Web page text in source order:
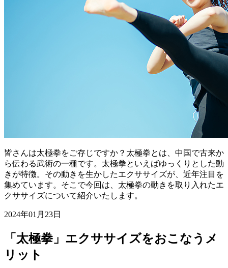
皆さんは太極拳をご存じですか？太極拳とは、中国で古来か
ら伝わる武術の一種です。太極拳といえばゆっくりとした動
きが特徴。その動きを生かしたエクササイズが、近年注目を
集めています。そこで今回は、太極拳の動きを取り入れたエ
クササイズについて紹介いたします。
2024年01月23日
「太極拳」エクササイズをおこなうメ
リット